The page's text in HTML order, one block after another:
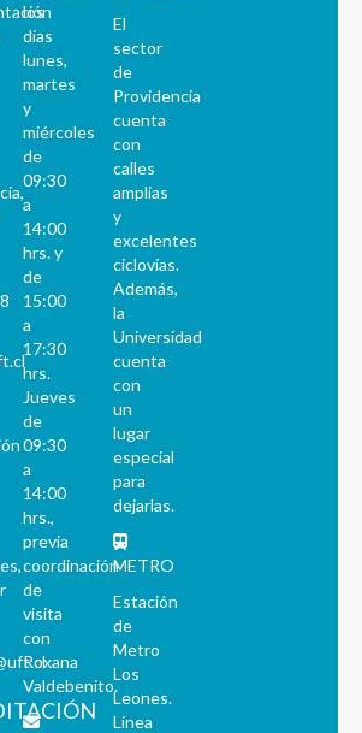
los
días
lunes,
martes
y
miércoles
de
09:30
a
14:00
hrs. y
de
15:00
a
17:30
hrs.
Jueves
de
09:30
a
14:00
hrs.,
previa
coordinación
de
visita
con
Roxana
Valdebenito.
El
sector
de
Providencia
cuenta
con
calles
amplias
y
excelentes
ciclovías.
Además,
la
Universidad
cuenta
con
un
lugar
especial
para
dejarlas.
METRO
Estación
de
Metro
Los
Leones.
Línea